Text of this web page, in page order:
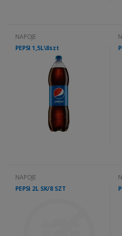
NAPOJE
PEPSI 1,5L\8szt
NAPOJE
PEPSI 2L SK/8 SZT